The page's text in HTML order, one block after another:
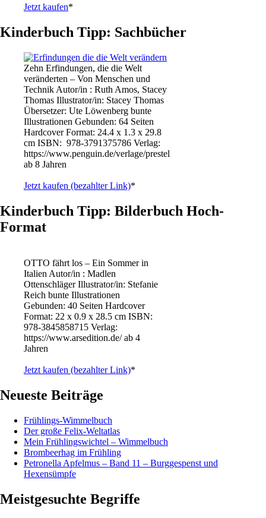
Jetzt kaufen*
Kinderbuch Tipp: Sachbücher
Zehn Erfindungen, die die Welt
veränderten – Von Menschen und
Technik Autor/in : Ruth Amos, Stacey
Thomas Illustrator/in: Stacey Thomas
Übersetzer: Ute Löwenberg bunte
Illustrationen Gebunden: 64 Seiten
Hardcover Format: 24.4 x 1.3 x 29.8
cm ISBN: ‎ 978-3791375786 Verlag:
https://www.penguin.de/verlage/prestel
ab 8 Jahren
Jetzt kaufen (bezahlter Link)*
Kinderbuch Tipp: Bilderbuch Hoch-
Format
OTTO fährt los – Ein Sommer in
Italien Autor/in : Madlen
Ottenschläger Illustrator/in: Stefanie
Reich bunte Illustrationen
Gebunden: 40 Seiten Hardcover
Format: 22 x 0.9 x 28.5 cm ISBN: ‎
978-3845858715 Verlag:
https://www.arsedition.de/ ab 4
Jahren
Jetzt kaufen (bezahlter Link)*
Neueste Beiträge
Frühlings-Wimmelbuch
Der große Felix-Weltatlas
Mein Frühlingswichtel – Wimmelbuch
Brombeerhag im Frühling
Petronella Apfelmus – Band 11 – Burggespenst und
Hexensümpfe
Meistgesuchte Begriffe